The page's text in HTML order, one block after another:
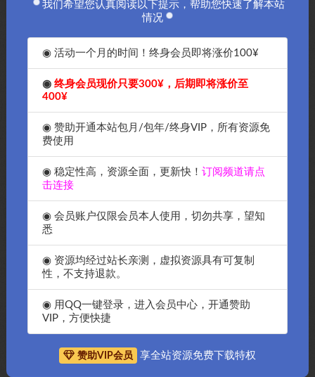
保持活动状态
记录到文件
同步目录浏览
您可以使用远程文件搜索功能在FileZilla中搜索文件。
声明：本站所有文章，如无特殊说明或标注，均为本站原创发
布。任何个人或组织，在未征得本站同意时，禁止复制、盗用、
采集、发布本站内容到任何网站、书籍等各类媒体平台。如若本
站内容侵犯了原著者的合法权益，可联系我们进行处理。
FileZilla 服务器FTP工具
我们希望您认真阅读以下提示，帮助您快速了解本站
情况
◉ 活动一个月的时间！终身会员即将涨价100¥
◉终身会员现价只要300¥，后期即将涨价至
400¥
◉ 赞助开通本站包月/包年/终身VIP，所有资源免
费使用
◉ 稳定性高，资源全面，更新快！订阅频道请点
击连接
◉ 会员账户仅限会员本人使用，切勿共享，望知
悉
◉ 资源均经过站长亲测，虚拟资源具有可复制
性，不支持退款。
◉ 用QQ一键登录，进入会员中心，开通赞助
VIP，方便快捷
赞助VIP会员 享全站资源免费下载特权